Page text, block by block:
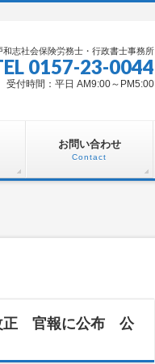
和志社会保険労務士・行政書士事務所
0157-23-0044
受付時間：平日 AM9:00～PM5:00
お問い合わせ
Contact
正 官報に公布 公